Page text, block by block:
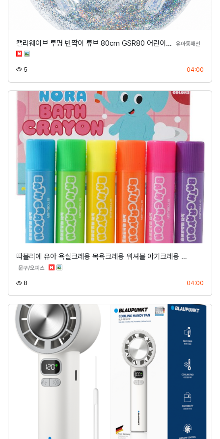
캘리웨이브 투명 반짝이 튜브 80cm GSR80 어린이… 유아동패션
5 04:00
따블리에 유아 욕실크레용 목욕크레용 워셔블 아기크레용 …
문구/오피스 분류
8 04:00